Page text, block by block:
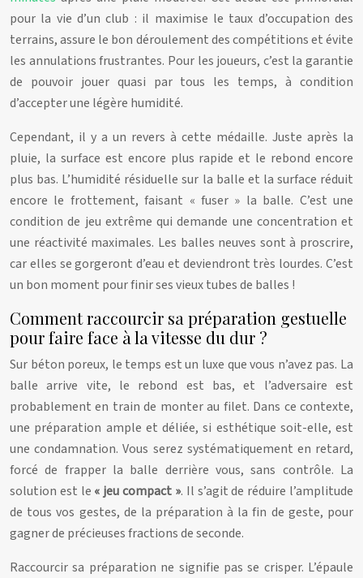
pour la vie d’un club : il maximise le taux d’occupation des
terrains, assure le bon déroulement des compétitions et évite
les annulations frustrantes. Pour les joueurs, c’est la garantie
de pouvoir jouer quasi par tous les temps, à condition
d’accepter une légère humidité.
Cependant, il y a un revers à cette médaille. Juste après la
pluie, la surface est encore plus rapide et le rebond encore
plus bas. L’humidité résiduelle sur la balle et la surface réduit
encore le frottement, faisant « fuser » la balle. C’est une
condition de jeu extrême qui demande une concentration et
une réactivité maximales. Les balles neuves sont à proscrire,
car elles se gorgeront d’eau et deviendront très lourdes. C’est
un bon moment pour finir ses vieux tubes de balles !
Comment raccourcir sa préparation gestuelle
pour faire face à la vitesse du dur ?
Sur béton poreux, le temps est un luxe que vous n’avez pas. La
balle arrive vite, le rebond est bas, et l’adversaire est
probablement en train de monter au filet. Dans ce contexte,
une préparation ample et déliée, si esthétique soit-elle, est
une condamnation. Vous serez systématiquement en retard,
forcé de frapper la balle derrière vous, sans contrôle. La
solution est le « jeu compact ». Il s’agit de réduire l’amplitude
de tous vos gestes, de la préparation à la fin de geste, pour
gagner de précieuses fractions de seconde.
Raccourcir sa préparation ne signifie pas se crisper. L’épaule